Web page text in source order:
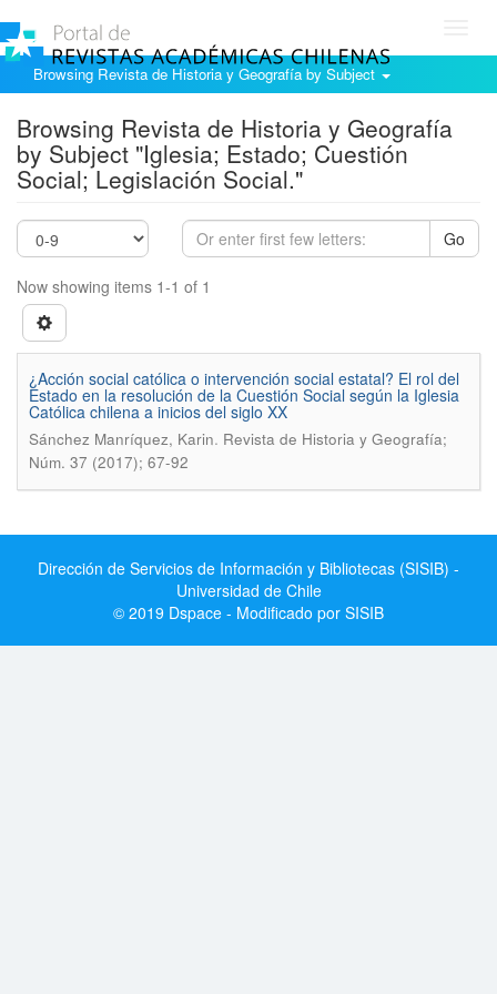
Browsing Revista de Historia y Geografía by Subject
Browsing Revista de Historia y Geografía
by Subject "Iglesia; Estado; Cuestión
Social; Legislación Social."
Go
Now showing items 1-1 of 1
¿Acción social católica o intervención social estatal? El rol del
Estado en la resolución de la Cuestión Social según la Iglesia
Católica chilena a inicios del siglo XX
Sánchez Manríquez, Karin. Revista de Historia y Geografía;
Núm. 37 (2017); 67-92
Dirección de Servicios de Información y Bibliotecas (SISIB) -
Universidad de Chile
© 2019 Dspace - Modificado por SISIB